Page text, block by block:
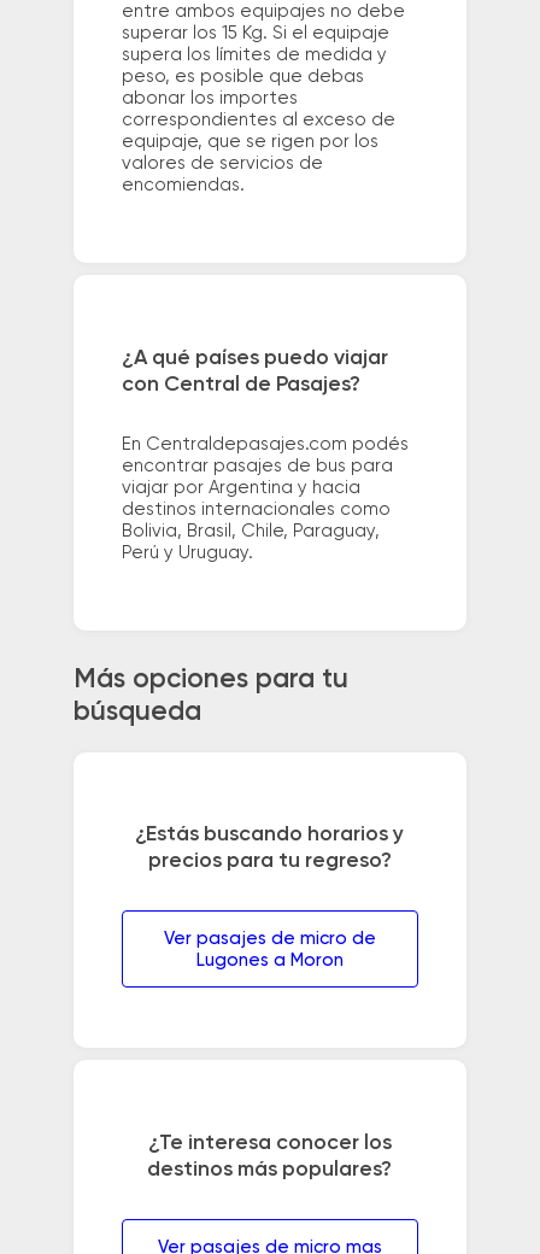
entre ambos equipajes no debe
superar los 15 Kg. Si el equipaje
supera los límites de medida y
peso, es posible que debas
abonar los importes
correspondientes al exceso de
equipaje, que se rigen por los
valores de servicios de
encomiendas.
¿A qué países puedo viajar
con Central de Pasajes?
En Centraldepasajes.com podés
encontrar pasajes de bus para
viajar por Argentina y hacia
destinos internacionales como
Bolivia, Brasil, Chile, Paraguay,
Perú y Uruguay.
Más opciones para tu
búsqueda
¿Estás buscando horarios y
precios para tu regreso?
Ver pasajes de micro de
Lugones a Moron
¿Te interesa conocer los
destinos más populares?
Ver pasajes de micro mas